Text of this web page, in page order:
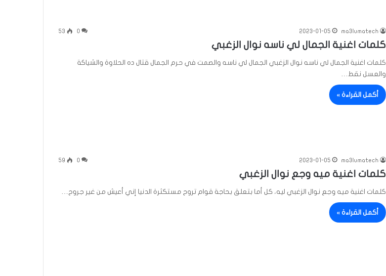
ma3lumatech
2023-01-05
0
53
كلمات اغنية الجمال لي ناسه نوال الزغبي
كلمات اغنية الجمال لي ناسه نوال الزغبي الجمال لي ناسه والصمت في حرم الجمال قتال ده الحلاوة والشياكة
والعسل نقط…
أكمل القراءة »
ma3lumatech
2023-01-05
0
59
كلمات اغنية ميه وجع نوال الزغبي
كلمات اغنية ميه وجع نوال الزغبي ليه، كل أما بتعلق بحاجة قوام تروح مستكثرة الدنيا إني أعيش من غير جروح…
أكمل القراءة »